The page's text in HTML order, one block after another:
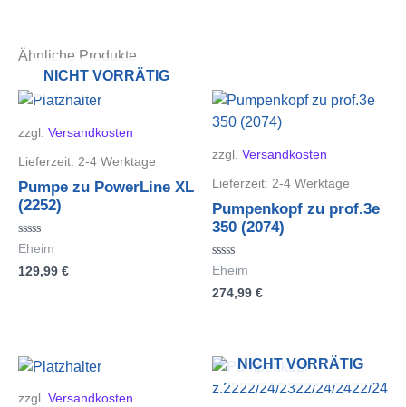
Ähnliche Produkte
NICHT VORRÄTIG
zzgl. Versandkosten
Lieferzeit: 2-4 Werktage
Pumpe zu PowerLine XL
(2252)
Bewertet
0
Eheim
129,99 €
zzgl. Versandkosten
Lieferzeit: 2-4 Werktage
Pumpenkopf zu prof.3e
350 (2074)
Bewertet
0
Eheim
274,99 €
zzgl. Versandkosten
NICHT VORRÄTIG